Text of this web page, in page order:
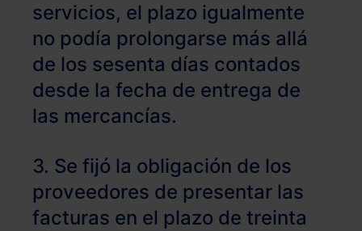
servicios, el plazo igualmente
no podía prolongarse más allá
de los sesenta días contados
desde la fecha de entrega de
las mercancías.
3. Se fijó la obligación de los
proveedores de presentar las
facturas en el plazo de treinta